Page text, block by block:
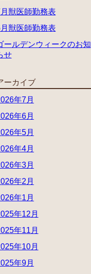
獣医師勤務表
獣医師勤務表
ールデンウィークのお知
せ
ーカイブ
年7月
年6月
年5月
年4月
年3月
年2月
年1月
年12月
年11月
年10月
年9月